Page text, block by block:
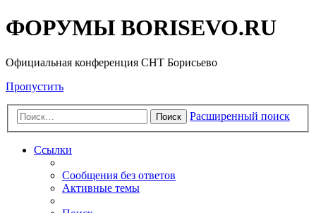
ФОРУМЫ BORISEVO.RU
Официальная конференция СНТ Борисьево
Пропустить
Поиск Расширенный поиск
Ссылки
Сообщения без ответов
Активные темы